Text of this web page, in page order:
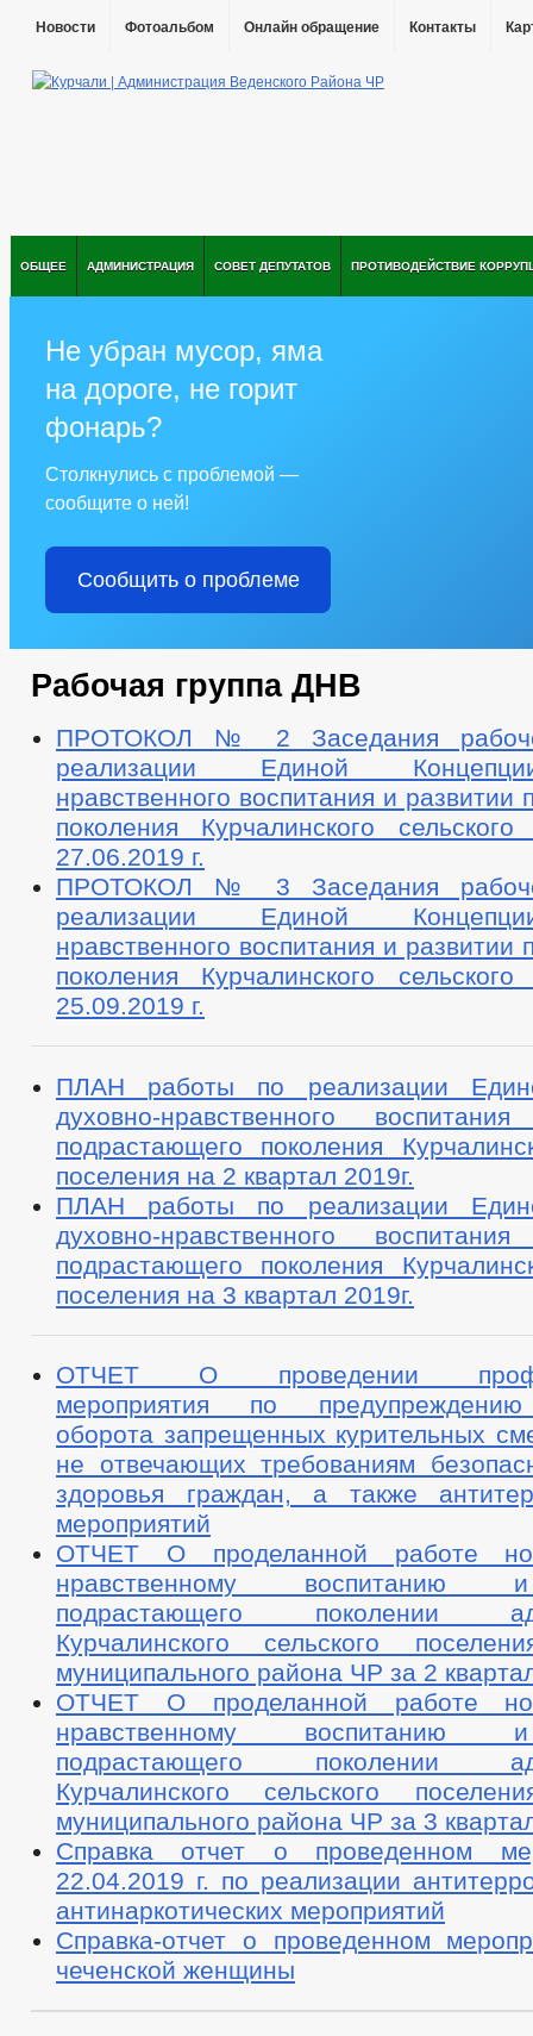
Новости Фотоальбом Онлайн обращение Контакты
ОБЩЕЕ АДМИНИСТРАЦИЯ СОВЕТ ДЕПУТАТОВ ПРОТИВОДЕЙСТВИЕ
Не убран мусор, яма
на дороге, не горит
фонарь?
Столкнулись с проблемой —
сообщите о ней!
Сообщить о проблеме
Рабочая группа ДНВ
ПРОТОКОЛ № 2 Заседания
реализации Единой
нравственного воспитания и развитии
поколения Курчалинского
27.06.2019 г.
ПРОТОКОЛ № 3 Заседания
реализации Единой
нравственного воспитания и развитии
поколения Курчалинского
25.09.2019 г.
ПЛАН работы по реализации
духовно-нравственного
подрастающего поколения
поселения на 2 квартал 2019г.
ПЛАН работы по реализации
духовно-нравственного
подрастающего поколения
поселения на 3 квартал 2019г.
ОТЧЕТ О проведении
мероприятия по предупреждению
оборота запрещенных курительных
не отвечающих требованиям
здоровья граждан, а также
мероприятий
ОТЧЕТ О проделанной работе
нравственному воспитанию
подрастающего поколении
Курчалинского сельского
муниципального района ЧР за 2
ОТЧЕТ О проделанной работе
нравственному воспитанию
подрастающего поколении
Курчалинского сельского
муниципального района ЧР за 3
Справка отчет о проведенном
22.04.2019 г. по реализации
антинаркотических мероприятий
Справка-отчет о проведенном
чеченской женщины